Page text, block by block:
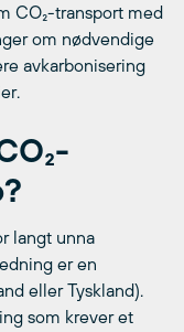
CO₂-transport med
om nødvendige
avkarbonisering
langt unna
er en
eller Tyskland).
som krever et